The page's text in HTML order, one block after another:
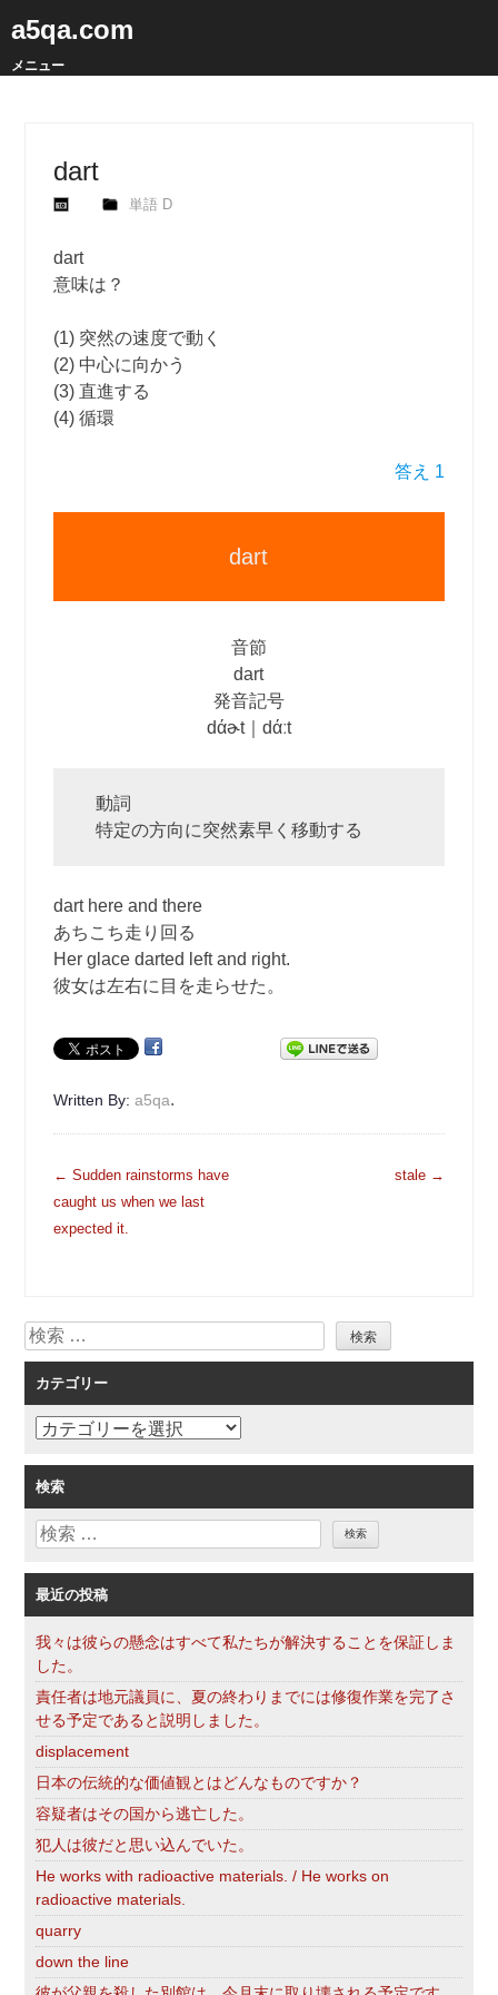
a5qa.com
メニュー
dart
単語 D
dart
意味は？
(1) 突然の速度で動く
(2) 中心に向かう
(3) 直進する
(4) 循環
答え 1
dart
音節
dart
発音記号
dάɚt｜dάːt
動詞
特定の方向に突然素早く移動する
dart here and there
あちこち走り回る
Her glace darted left and right.
彼女は左右に目を走らせた。
Written By:a5qa.
投
稿
ナ
シ
ョ
ン
← Sudden rainstorms have
caught us when we last
expected it.
stale →
検
索
カテゴリー
カ
ゴ
リ
ー
検索
検
最近の投稿
我々は彼らの懸念はすべて私たちが解決することを保証しま
した。
責任者は地元議員に、夏の終わりまでには修復作業を完了さ
せる予定であると説明しました。
displacement
日本の伝統的な価値観とはどんなものですか？
容疑者はその国から逃亡した。
犯人は彼だと思い込んでいた。
He works with radioactive materials. / He works on
radioactive materials.
quarry
down the line